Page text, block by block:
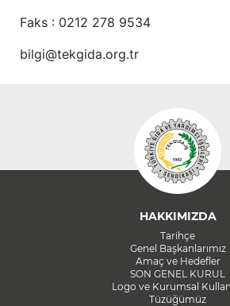
Faks : 0212 278 9534
bilgi@tekgida.org.tr
HAKKIMIZDA
Tarihçe
Genel Başkanlarımız
Amaç ve Hedefler
SON GENEL KURUL
Logo ve Kurumsal
Tüzüğümüz